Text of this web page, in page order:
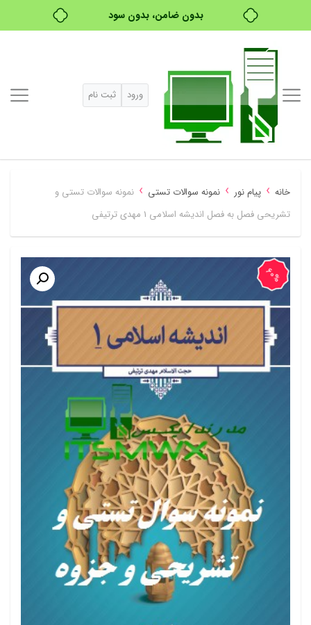
خرید قسطی با ترب‌پی
ورود ثبت نام
خانه › پیام نور › نمونه سوالات تستی › نمونه سوالات تستی و
تشریحی فصل به فصل اندیشه اسلامی 1 مهدی ترتیفی
60%